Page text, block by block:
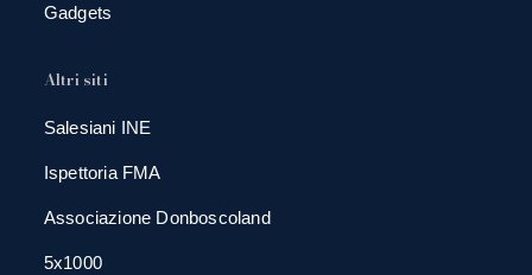
Gadgets
Altri siti
Salesiani INE
Ispettoria FMA
Associazione Donboscoland
5x1000